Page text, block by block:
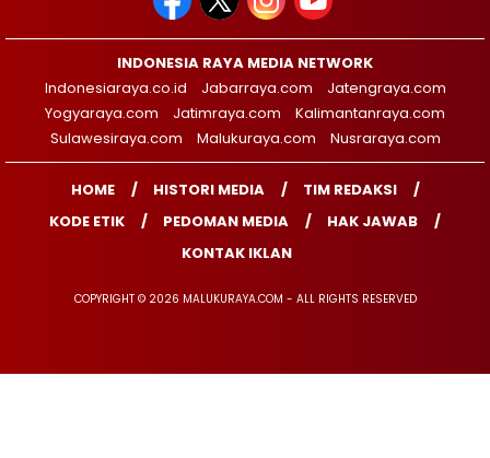
INDONESIA RAYA MEDIA NETWORK
Indonesiaraya.co.id
Jabarraya.com
Jatengraya.com
Yogyaraya.com
Jatimraya.com
Kalimantanraya.com
Sulawesiraya.com
Malukuraya.com Nusraraya.com
HOME HISTORI MEDIA
TIM REDAKSI
KODE ETIK
PEDOMAN MEDIA
HAK JAWAB
KONTAK IKLAN
COPYRIGHT © 2026 MALUKURAYA.COM - ALL RIGHTS RESERVED